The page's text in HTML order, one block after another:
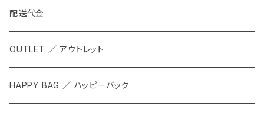
配送代金
OUTLET ／ アウトレット
HAPPY BAG ／ ハッピーバック